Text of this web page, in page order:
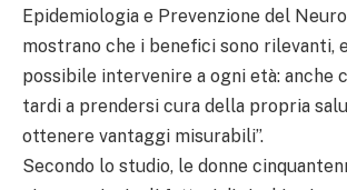
Epidemiologia e Prevenzione del
mostrano che i benefici sono rilevanti,
possibile intervenire a ogni età: anche
tardi a prendersi cura della propria
ottenere vantaggi misurabili”.
Secondo lo studio, le donne